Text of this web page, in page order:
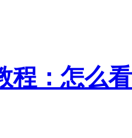
程：怎么